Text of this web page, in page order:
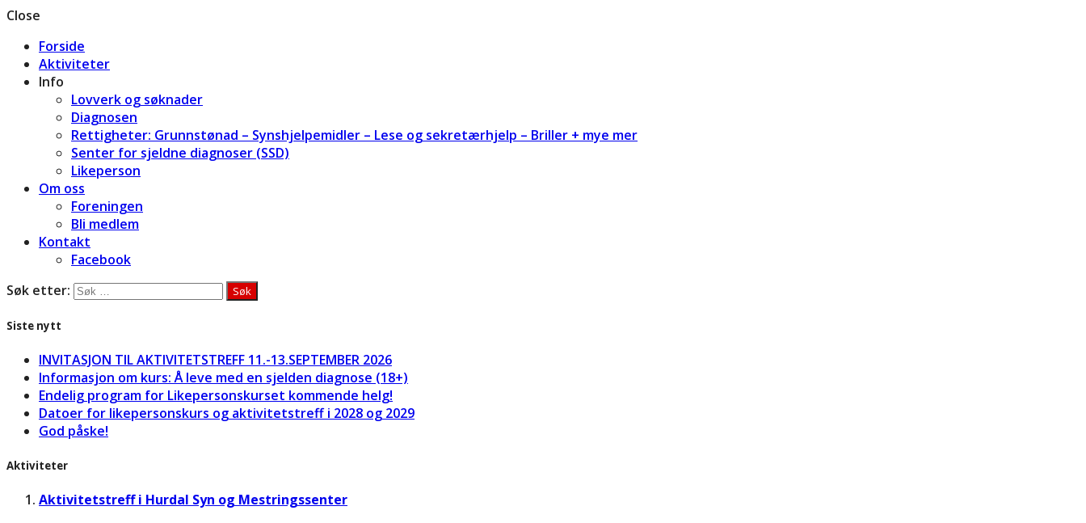
Close
Forside
Aktiviteter
Info
Lovverk og søknader
Diagnosen
Rettigheter: Grunnstønad – Synshjelpemidler – Lese og sekretærhjelp – Briller + mye mer
Senter for sjeldne diagnoser (SSD)
Likeperson
Om oss
Foreningen
Bli medlem
Kontakt
Facebook
Søk etter:
Siste nytt
INVITASJON TIL AKTIVITETSTREFF 11.-13.SEPTEMBER 2026
Informasjon om kurs: Å leve med en sjelden diagnose (18+)
Endelig program for Likepersonskurset kommende helg!
Datoer for likepersonskurs og aktivitetstreff i 2028 og 2029
God påske!
Aktiviteter
Aktivitetstreff i Hurdal Syn og Mestringssenter